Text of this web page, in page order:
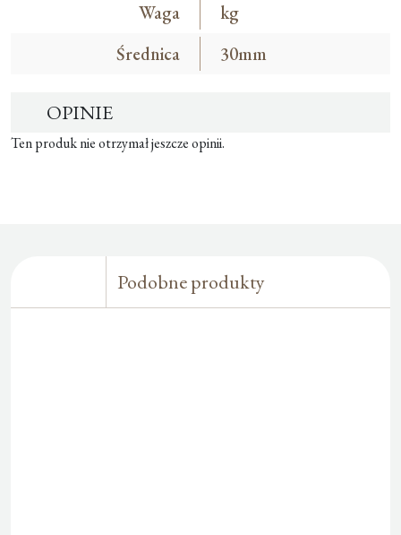
Waga
kg
Średnica
30mm
OPINIE
Ten produk nie otrzymał jeszcze opinii.
Podobne produkty